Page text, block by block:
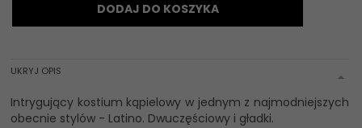
DODAJ DO KOSZYKA
UKRYJ OPIS
Intrygujący kostium kąpielowy w jednym z najmodniejszych
obecnie stylów - Latino. Dwuczęściowy i gładki.